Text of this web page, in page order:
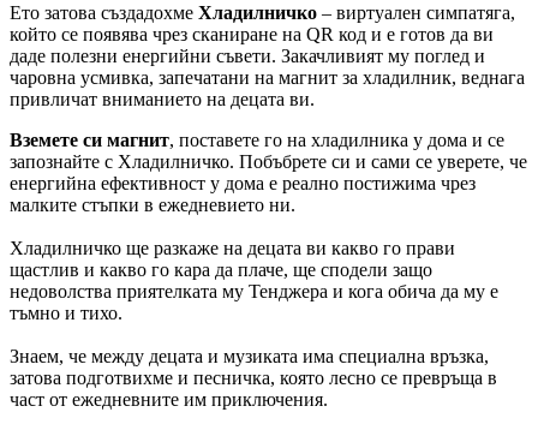
Ето затова създадохме Хладилничко – виртуален симпатяга,
който се появява чрез сканиране на QR код и е готов да ви
даде полезни енергийни съвети. Закачливият му поглед и
чаровна усмивка, запечатани на магнит за хладилник, веднага
привличат вниманието на децата ви.
Вземете си магнит, поставете го на хладилника у дома и се
запознайте с Хладилничко. Побъбрете си и сами се уверете, че
енергийна ефективност у дома е реално постижима чрез
малките стъпки в ежедневието ни.
Хладилничко ще разкаже на децата ви какво го прави
щастлив и какво го кара да плаче, ще сподели защо
недоволства приятелката му Тенджера и кога обича да му е
тъмно и тихо.
Знаем, че между децата и музиката има специална връзка,
затова подготвихме и песничка, която лесно се превръща в
част от ежедневните им приключения.